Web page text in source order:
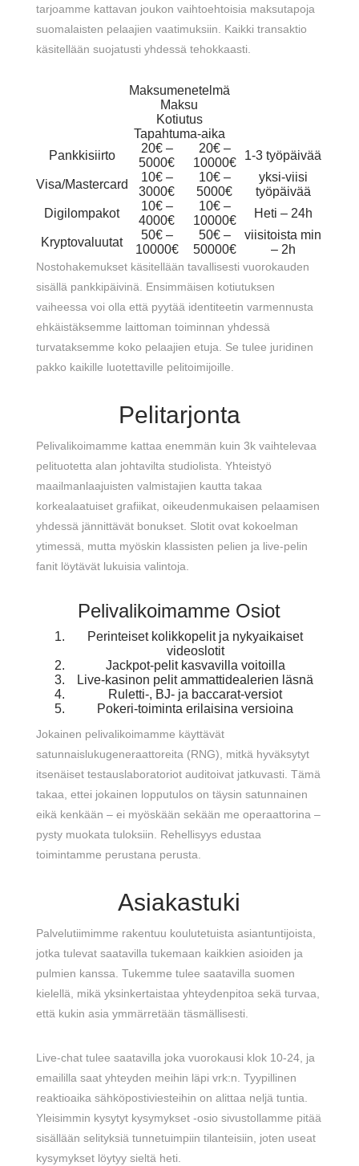
tarjoamme kattavan joukon vaihtoehtoisia maksutapoja
suomalaisten pelaajien vaatimuksiin. Kaikki transaktio
käsitellään suojatusti yhdessä tehokkaasti.
Maksumenetelmä
Maksu
Kotiutus
Tapahtuma-aika
Pankkisiirto
20€ –
5000€
20€ –
10000€
1-3 työpäivää
Visa/Mastercard
10€ –
3000€
10€ –
5000€
yksi-viisi
työpäivää
Digilompakot
10€ –
4000€
10€ –
10000€
Heti – 24h
Kryptovaluutat
50€ –
10000€
50€ –
50000€
viisitoista min
– 2h
Nostohakemukset käsitellään tavallisesti vuorokauden
sisällä pankkipäivinä. Ensimmäisen kotiutuksen
vaiheessa voi olla että pyytää identiteetin varmennusta
ehkäistäksemme laittoman toiminnan yhdessä
turvataksemme koko pelaajien etuja. Se tulee juridinen
pakko kaikille luotettaville pelitoimijoille.
Pelitarjonta
Pelivalikoimamme kattaa enemmän kuin 3k vaihtelevaa
pelituotetta alan johtavilta studiolista. Yhteistyö
maailmanlaajuisten valmistajien kautta takaa
korkealaatuiset grafiikat, oikeudenmukaisen pelaamisen
yhdessä jännittävät bonukset. Slotit ovat kokoelman
ytimessä, mutta myöskin klassisten pelien ja live-pelin
fanit löytävät lukuisia valintoja.
Pelivalikoimamme Osiot
Perinteiset kolikkopelit ja nykyaikaiset
videoslotit
Jackpot-pelit kasvavilla voitoilla
Live-kasinon pelit ammattidealerien läsnä
Ruletti-, BJ- ja baccarat-versiot
Pokeri-toiminta erilaisina versioina
Jokainen pelivalikoimamme käyttävät
satunnaislukugeneraattoreita (RNG), mitkä hyväksytyt
itsenäiset testauslaboratoriot auditoivat jatkuvasti. Tämä
takaa, ettei jokainen lopputulos on täysin satunnainen
eikä kenkään – ei myöskään sekään me operaattorina –
pysty muokata tuloksiin. Rehellisyys edustaa
toimintamme perustana perusta.
Asiakastuki
Palvelutiimimme rakentuu koulutetuista asiantuntijoista,
jotka tulevat saatavilla tukemaan kaikkien asioiden ja
pulmien kanssa. Tukemme tulee saatavilla suomen
kielellä, mikä yksinkertaistaa yhteydenpitoa sekä turvaa,
että kukin asia ymmärretään täsmällisesti.
Live-chat tulee saatavilla joka vuorokausi klok 10-24, ja
emaililla saat yhteyden meihin läpi vrk:n. Tyypillinen
reaktioaika sähköpostiviesteihin on alittaa neljä tuntia.
Yleisimmin kysytyt kysymykset -osio sivustollamme pitää
sisällään selityksiä tunnetuimpiin tilanteisiin, joten useat
kysymykset löytyy sieltä heti.